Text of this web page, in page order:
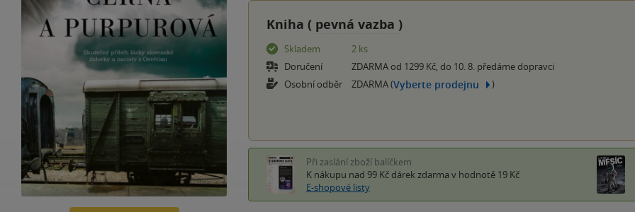
Kniha ( pevná vazba )
Skladem
2 ks
Doručení
ZDARMA od 1299 Kč, do 10. 8. předáme dopravci
Osobní odběr
ZDARMA (Vyberte prodejnu )
Při zaslání zboží balíčkem
K nákupu nad 99 Kč dárek zdarma v hodnotě 19 Kč
E-shopové listy